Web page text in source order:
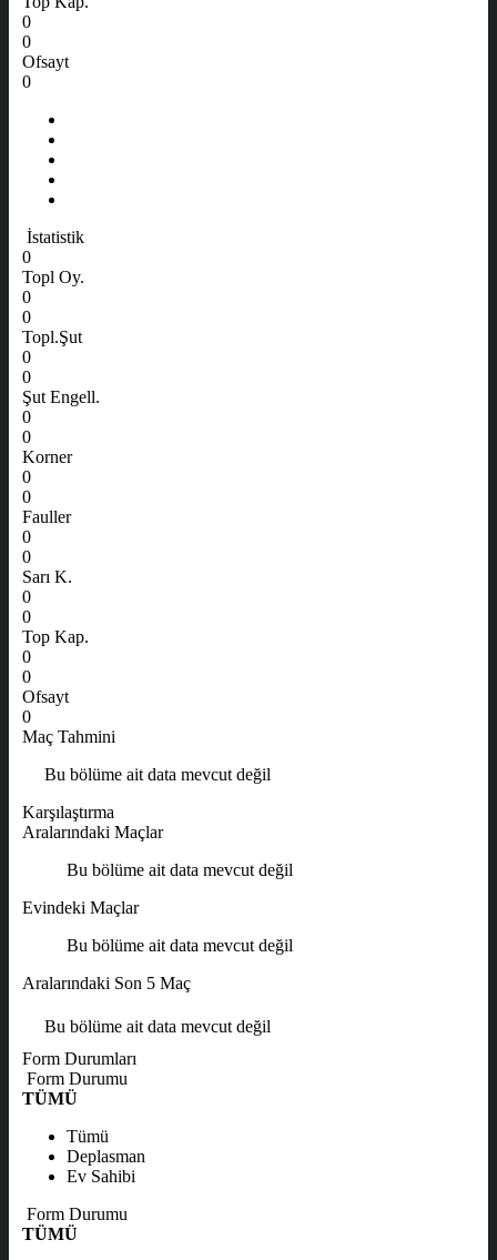
0
0
Ofsayt
0
İstatistik
0
Topl Oy.
0
0
Topl.Şut
0
0
Şut Engell.
0
0
Korner
0
0
Fauller
0
0
Sarı K.
0
0
Top Kap.
0
0
Ofsayt
0
Maç Tahmini
Bu bölüme ait data mevcut değil
Karşılaştırma
Aralarındaki Maçlar
Bu bölüme ait data mevcut değil
Evindeki Maçlar
Bu bölüme ait data mevcut değil
Aralarındaki Son 5 Maç
Bu bölüme ait data mevcut değil
Form Durumları
Form Durumu
TÜMÜ
Tümü
Deplasman
Ev Sahibi
Form Durumu
TÜMÜ